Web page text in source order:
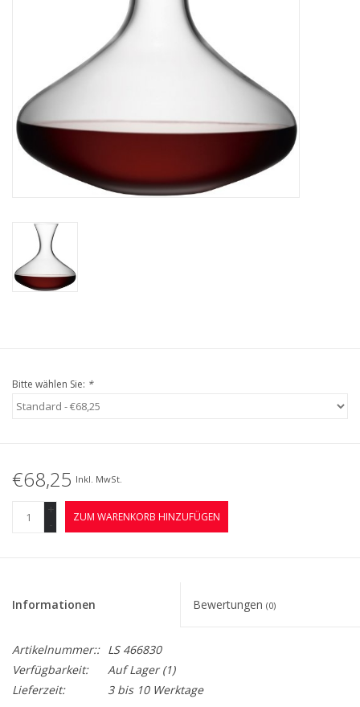
Bitte wählen Sie: *
€68,25 Inkl. MwSt.
+
-
ZUM WARENKORB HINZUFÜGEN
Informationen Bewertungen (0)
Artikelnummer:: LS 466830
Verfügbarkeit:
Auf Lager(1)
Lieferzeit:
3 bis 10 Werktage